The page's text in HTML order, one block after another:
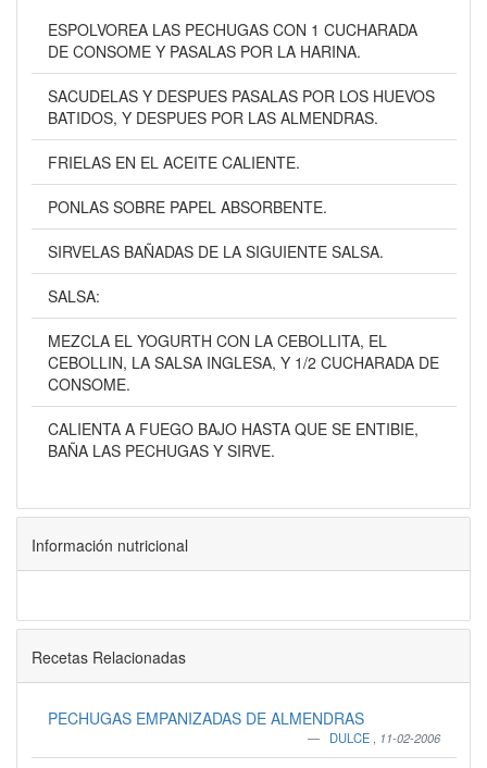
ESPOLVOREA LAS PECHUGAS CON 1 CUCHARADA
DE CONSOME Y PASALAS POR LA HARINA.
SACUDELAS Y DESPUES PASALAS POR LOS HUEVOS
BATIDOS, Y DESPUES POR LAS ALMENDRAS.
FRIELAS EN EL ACEITE CALIENTE.
PONLAS SOBRE PAPEL ABSORBENTE.
SIRVELAS BAÑADAS DE LA SIGUIENTE SALSA.
SALSA:
MEZCLA EL YOGURTH CON LA CEBOLLITA, EL
CEBOLLIN, LA SALSA INGLESA, Y 1/2 CUCHARADA DE
CONSOME.
CALIENTA A FUEGO BAJO HASTA QUE SE ENTIBIE,
BAÑA LAS PECHUGAS Y SIRVE.
Información nutricional
Recetas Relacionadas
PECHUGAS EMPANIZADAS DE ALMENDRAS
DULCE 11-02-2006